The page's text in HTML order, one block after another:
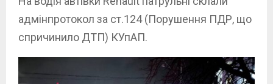
адмінпротокол за ст.124 (Порушення ПДР, що
спричинило ДТП) КУпАП.